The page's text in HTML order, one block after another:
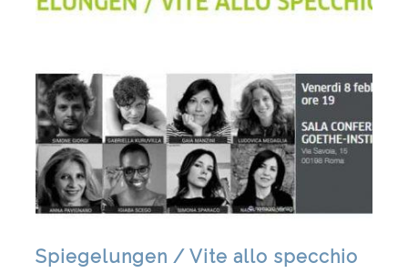
Spiegelungen / Vite allo specchio